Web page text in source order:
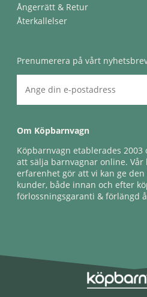
Ångerrätt & Retur
Återkallelser
Prenumerera på vårt
Om Köpbarnvagn
Köpbarnvagn etablerades
att sälja barnvagnar online. Vår
erfarenhet gör att vi kan ge
kunder, både innan och efter
förlossningsgaranti & förlängd